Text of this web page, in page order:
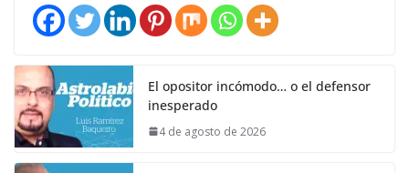
El opositor incómodo… o el defensor
inesperado
4 de agosto de 2026